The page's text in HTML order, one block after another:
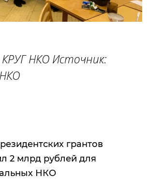
НКО Источник:
грантов
2 млрд рублей для
НКО